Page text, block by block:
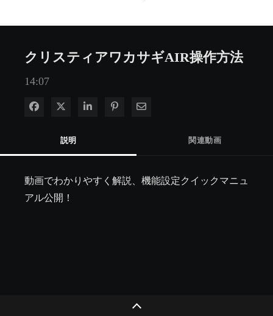
クリスティアワカサギAIR操作方法
14:07
Facebook で共有
Xで共有する
LinkedIn で共有
Pinterest に投稿
電子メールで共有
説明 関連動画
動画でわかりやすく解説、機能設定クイックマニュ
アル公開！